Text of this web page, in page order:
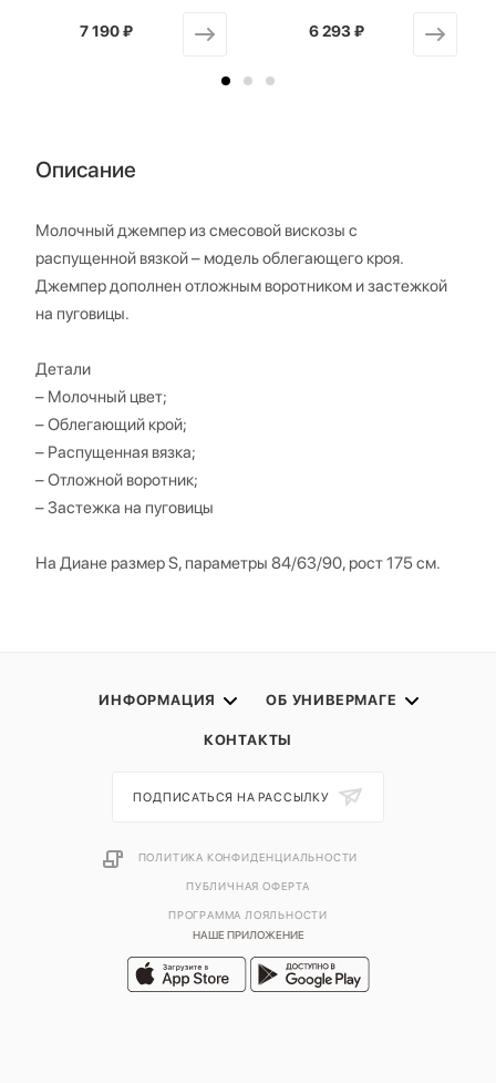
от
7 190 ₽ от
6 293 ₽
Описание
Молочный джемпер из смесовой вискозы с
распущенной вязкой – модель облегающего кроя.
Джемпер дополнен отложным воротником и застежкой
на пуговицы.
Детали
– Молочный цвет;
– Облегающий крой;
– Распущенная вязка;
– Отложной воротник;
– Застежка на пуговицы
На Диане размер S, параметры 84/63/90, рост 175 см.
ИНФОРМАЦИЯ ОБ УНИВЕРМАГЕ
КОНТАКТЫ
НАШЕ ПРИЛОЖЕНИЕ
ПОДПИСАТЬСЯ НА РАССЫЛКУ
ПОЛИТИКА КОНФИДЕНЦИАЛЬНОСТИ
ПУБЛИЧНАЯ ОФЕРТА
ПРОГРАММА ЛОЯЛЬНОСТИ